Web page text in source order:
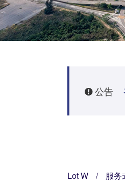
公告
Lot W / 服务